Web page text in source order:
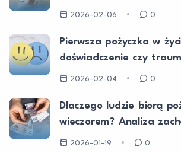
2026-02-06 0
Pierwsza pożyczka w
doświadczenie czy
2026-02-04 0
Dlaczego ludzie biorą
wieczorem? Analiza
2026-01-19 0